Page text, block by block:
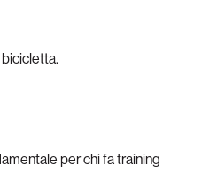
per chi fa training